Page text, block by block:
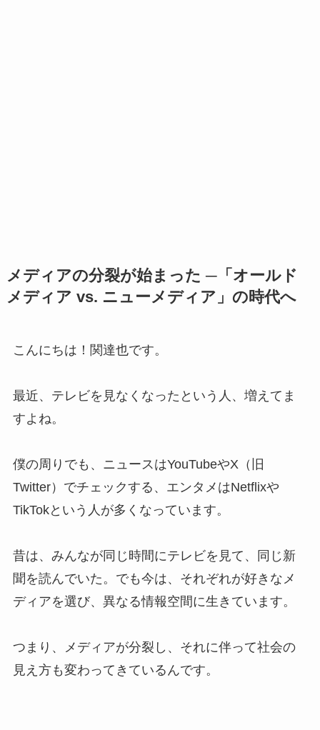
メディアの分裂が始まった ─「オールド
メディア vs. ニューメディア」の時代へ
こんにちは！関達也です。
最近、テレビを見なくなったという人、増えてま
すよね。
僕の周りでも、ニュースはYouTubeやX（旧
Twitter）でチェックする、エンタメはNetflixや
TikTokという人が多くなっています。
昔は、みんなが同じ時間にテレビを見て、同じ新
聞を読んでいた。でも今は、それぞれが好きなメ
ディアを選び、異なる情報空間に生きています。
つまり、メディアが分裂し、それに伴って社会の
見え方も変わってきているんです。